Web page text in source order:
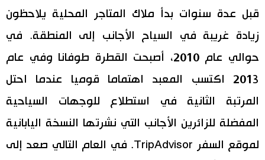
قبل عدة سنوات بدأ ملاك المتاجر المحلية يلاحظون
زيادة غريبة في السياح الأجانب إلى المنطقة. في
حوالي عام 2010، أصبحت القطرة طوفانا وفي عام
2013 اكتسب المعبد اهتماما قوميا عندما احتل
المرتبة الثانية في استطلاع للوجهات السياحية
المفضلة للزائرين الأجانب التي نشرتها النسخة اليابانية
لموقع السفر TripAdvisor. في العام التالي صعد إلى